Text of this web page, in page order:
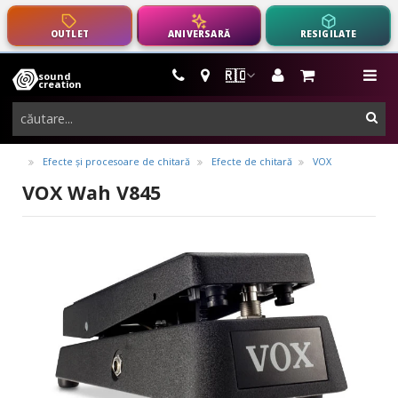
OUTLET ANIVERSARĂ RESIGILATE
🇷🇴
sound
creation
instrumente
muzicale,
echipamente
pro-
audio
Efecte și procesoare de chitară Efecte de chitară VOX
VOX Wah V845